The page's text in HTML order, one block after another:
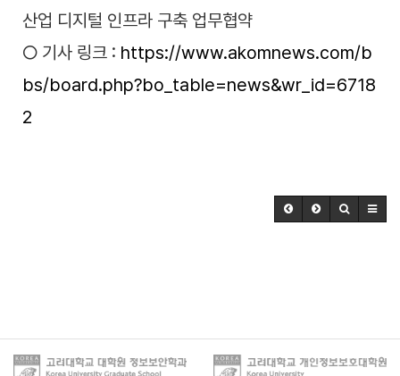
산업 디지털 인프라 구축 업무협약
○ 기사 링크 : https://www.akomnews.com/b
bs/board.php?bo_table=news&wr_id=6718
2